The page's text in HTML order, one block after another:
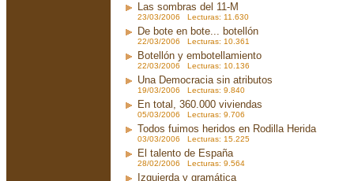
Las sombras del 11-M
23/03/2006 Lecturas: 11.630
De bote en bote... botellón
22/03/2006 Lecturas: 10.361
Botellón y embotellamiento
22/03/2006 Lecturas: 10.136
Una Democracia sin atributos
19/03/2006 Lecturas: 9.840
En total, 360.000 viviendas
05/03/2006 Lecturas: 9.706
Todos fuimos heridos en Rodilla Herida
03/03/2006 Lecturas: 15.225
El talento de España
28/02/2006 Lecturas: 9.564
Izquierda y gramática